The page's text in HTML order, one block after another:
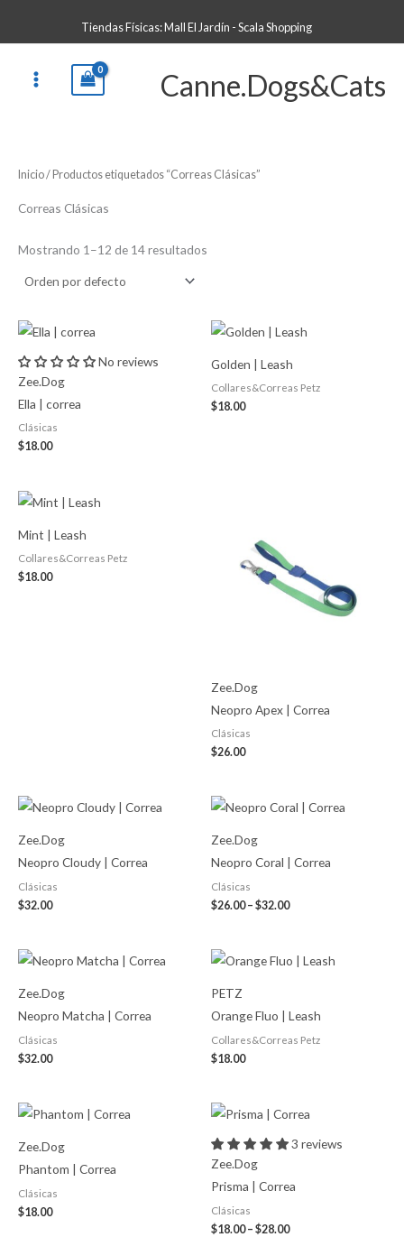
Tiendas Físicas: Mall El Jardín - Scala Shopping
Canne.Dogs&Cats
o
r
Inicio/ Productos etiquetados “Correas Clásicas”
Correas Clásicas
Mostrando 1–12 de 14 resultados
No reviews
Zee.Dog
Ella | correa
Clásicas
$18.00
Golden | Leash
Collares&Correas Petz
$18.00
Mint | Leash
Collares&Correas Petz
$18.00
Zee.Dog
Neopro Apex | Correa
Clásicas
$26.00
Zee.Dog
Neopro Cloudy | Correa
Clásicas
$32.00
Zee.Dog
Neopro Coral | Correa
Clásicas
$26.00 – $32.00
Price
range:
$32.00
Zee.Dog
Neopro Matcha | Correa
Clásicas
$32.00
PETZ
Orange Fluo | Leash
Collares&Correas Petz
$18.00
Zee.Dog
Phantom | Correa
Clásicas
$18.00
3 reviews
Zee.Dog
Prisma | Correa
Clásicas
$18.00 – $28.00
range:
$18.00
through